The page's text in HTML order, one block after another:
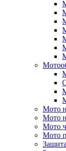
Мото
Мото
Мото
Мото